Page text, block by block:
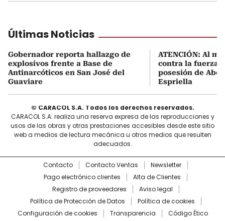
Últimas Noticias
Gobernador reporta hallazgo de
explosivos frente a Base de
Antinarcóticos en San José del
Guaviare
ATENCIÓN: Al
contra la fuerza
posesión de
Espriella
© CARACOL S.A. Todos los derechos reservados.
CARACOL S.A. realiza una reserva expresa de las reproducciones y
usos de las obras y otras prestaciones accesibles desde este sitio
web a medios de lectura mecánica u otros medios que resulten
adecuados.
Contacto Contacto Ventas
Newsletter
Pago electrónico clientes
Alta de Clientes
Registro de proveedores
Aviso legal
Política de Protección de Datos
Política de cookies
Configuración de cookies
Transparencia Código Ético